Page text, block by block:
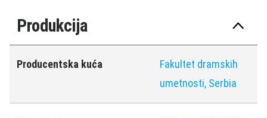
Produkcija
Producentska kuća
Fakultet dramskih
umetnosti, Serbia